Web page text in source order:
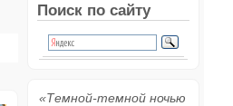
Поиск по сайту
«Темной-темной ночью